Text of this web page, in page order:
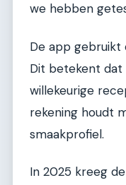
we hebben
De app gebruikt
Dit betekent dat
willekeurige
rekening houdt
smaakprofiel.
In 2025 kreeg